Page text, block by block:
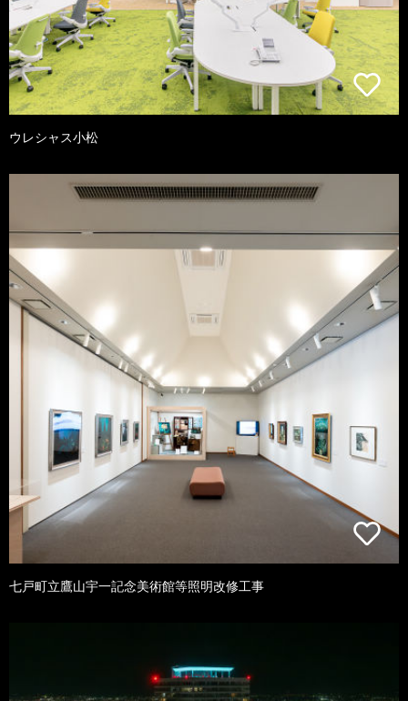
ウレシャス小松
七戸町立鷹山宇一記念美術館等照明改修工事